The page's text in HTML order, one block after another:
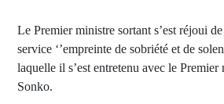
Le Premier ministre sortant s’est réjoui
service ‘’empreinte de sobriété et de
laquelle il s’est entretenu avec le
Sonko.